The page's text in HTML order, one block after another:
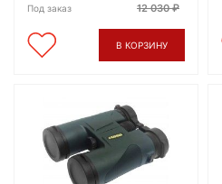
Под заказ 12 030
В КОРЗИНУ